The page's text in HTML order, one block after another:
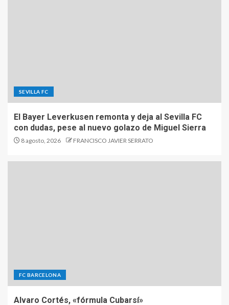
SEVILLA FC
El Bayer Leverkusen remonta y deja al Sevilla FC
con dudas, pese al nuevo golazo de Miguel Sierra
8 agosto, 2026 FRANCISCO JAVIER SERRATO
FC BARCELONA
Alvaro Cortés, «fórmula Cubarsí»